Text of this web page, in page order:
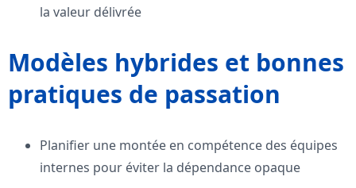
la valeur délivrée
Modèles hybrides et bonnes
pratiques de passation
Planifier une montée en compétence des équipes
internes pour éviter la dépendance opaque